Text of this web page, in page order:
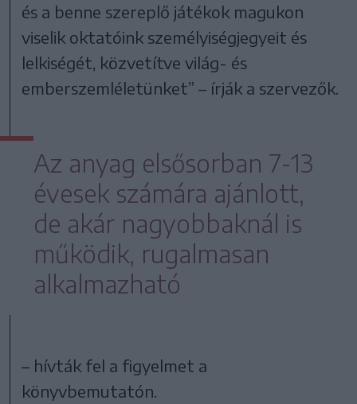
és a benne szereplő játékok magukon
viselik oktatóink személyiségjegyeit és
lelkiségét, közvetítve világ- és
emberszemléletünket” – írják a szervezők.
Az anyag elsősorban 7-13
évesek számára ajánlott,
de akár nagyobbaknál is
működik, rugalmasan
alkalmazható
– hívták fel a figyelmet a
könyvbemutatón.